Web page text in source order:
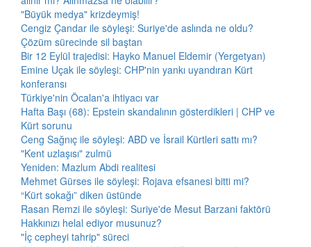
"Büyük medya" krizdeymiş!
Cengiz Çandar ile söyleşi: Suriye'de aslında ne oldu?
Çözüm sürecinde sil baştan
Bir 12 Eylül trajedisi: Hayko Manuel Eldemir (Yergetyan)
Emine Uçak ile söyleşi: CHP'nin yankı uyandıran Kürt
konferansı
Türkiye'nin Öcalan'a ihtiyacı var
Hafta Başı (68): Epstein skandalının gösterdikleri | CHP ve
Kürt sorunu
Ceng Sağnıç ile söyleşi: ABD ve İsrail Kürtleri sattı mı?
"Kent uzlaşısı" zulmü
Yeniden: Mazlum Abdi realitesi
Mehmet Gürses ile söyleşi: Rojava efsanesi bitti mi?
“Kürt sokağı” diken üstünde
Rasan Remzi ile söyleşi: Suriye'de Mesut Barzani faktörü
Hakkınızı helal ediyor musunuz?
"İç cepheyi tahrip" süreci